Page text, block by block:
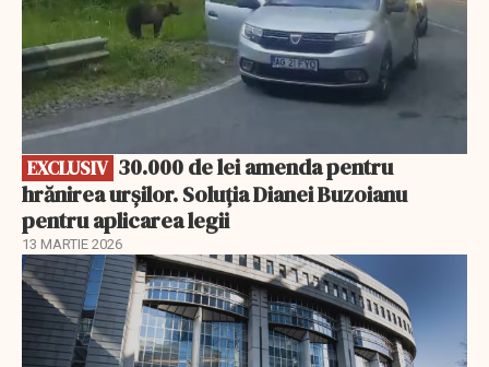
EXCLUSIV
hrănirea urșilor. Soluția Dianei Buzoianu
pentru aplicarea legii
13 MARTIE 2026